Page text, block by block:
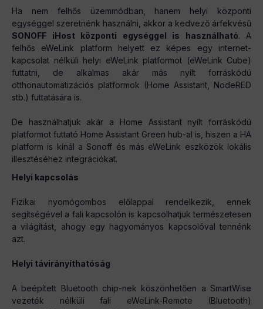
Ha nem felhős üzemmódban, hanem helyi központi
egységgel szeretnénk használni, akkor a kedvező árfekvésű
SONOFF iHost központi egységgel is használható. A
felhős eWeLink platform helyett ez képes egy internet-
kapcsolat nélküli helyi eWeLink platformot (eWeLink Cube)
futtatni, de alkalmas akár más nyílt forráskódú
otthonautomatizációs platformok (Home Assistant, NodeRED
stb.) futtatására is.
De használhatjuk akár a Home Assistant nyílt forráskódú
platformot futtató Home Assistant Green hub-al is, hiszen a HA
platform is kínál a Sonoff és más eWeLink eszközök lokális
illesztéséhez integrációkat.
Helyi kapcsolás
Fizikai nyomógombos előlappal rendelkezik, ennek
segítségével a fali kapcsolón is kapcsolhatjuk természetesen
a világítást, ahogy egy hagyományos kapcsolóval tennénk
azt.
Helyi távirányíthatóság
A beépített Bluetooth chip-nek köszönhetően a SmartWise
vezeték nélküli fali eWeLink-Remote (Bluetooth)